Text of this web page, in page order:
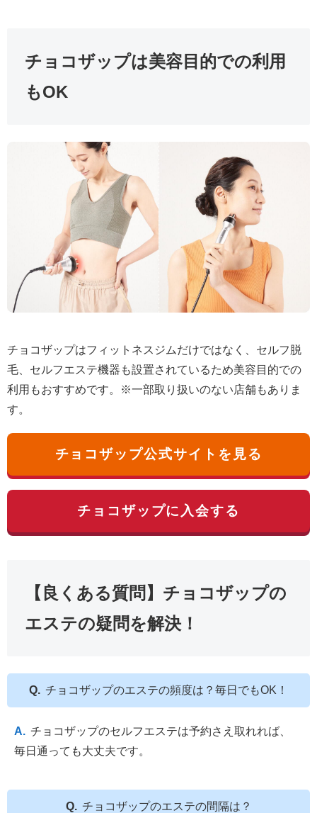
チョコザップは美容目的での利用
もOK
チョコザップはフィットネスジムだけではなく、セルフ脱
毛、セルフエステ機器も設置されているため美容目的での
利用もおすすめです。※一部取り扱いのない店舗もありま
す。
チョコザップ公式サイトを見る
チョコザップに入会する
【良くある質問】チョコザップの
エステの疑問を解決！
チョコザップのエステの頻度は？毎日でもOK！
チョコザップのセルフエステは予約さえ取れれば、
毎日通っても大丈夫です。
チョコザップのエステの間隔は？